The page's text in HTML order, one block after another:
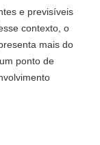
e previsíveis
contexto, o
mais do
ponto de